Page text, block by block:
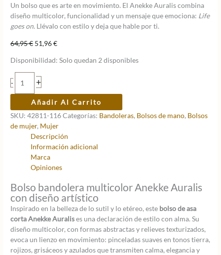
Un bolso que es arte en movimiento. El Anekke Auralis combina
diseño multicolor, funcionalidad y un mensaje que emociona: Life
goes on. Llévalo con estilo y deja que hable por ti.
64,95€ El
original
era:
64,95 €.
51,96€El
actual
Disponibilidad: Solo quedan 2 disponibles
-
de
Auralis
cantidad
+
Añadir Al Carrito
SKU:42811-116Categorías: Bandoleras, Bolsos de mano, Bolsos
de mujer, Mujer
Descripción
Información adicional
Marca
Opiniones
Bolso bandolera multicolor Anekke Auralis
con diseño artístico
Inspirado en la belleza de lo sutil y lo etéreo, este bolso de asa
corta Anekke Auralises una declaración de estilo con alma. Su
diseño multicolor, con formas abstractas y relieves texturizados,
evoca un lienzo en movimiento: pinceladas suaves en tonos tierra,
rojizos, grisáceos y azulados que transmiten calma, elegancia y